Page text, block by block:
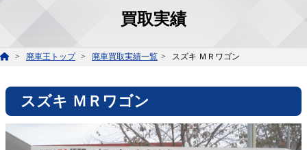
買取実績
廃車王トップ 廃車買取実績一覧 スズキ ＭＲワゴン
スズキ ＭＲワゴン